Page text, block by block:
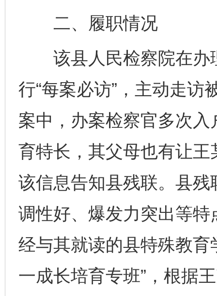
二、履职情况
该县人民检察院在办
行“每案必访”，主动走访
案中，办案检察官多次
育特长，其父母也有让
该信息告知县残联。县
调性好、爆发力突出等
经与其就读的县特殊教育
一成长培育专班”，根据